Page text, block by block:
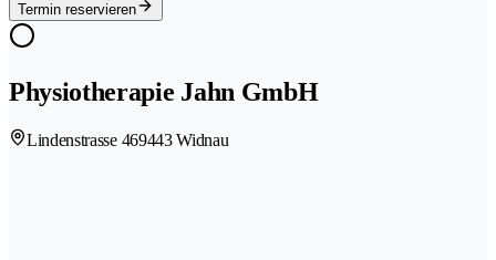
Termin reservieren
Physiotherapie Jahn GmbH
Lindenstrasse 469443 Widnau